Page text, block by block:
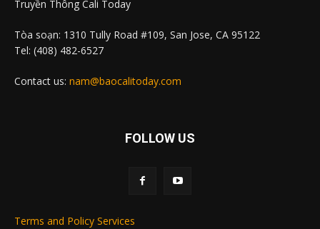
Truyền Thông Cali Today
Tòa soạn: 1310 Tully Road #109, San Jose, CA 95122
Tel: (408) 482-6527
Contact us: nam@baocalitoday.com
FOLLOW US
Terms and Policy Services